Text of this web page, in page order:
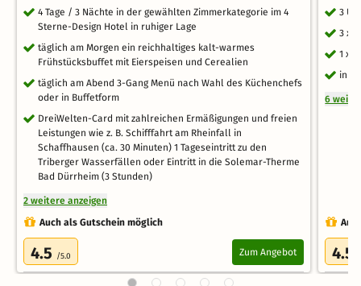
4 Tage / 3 Nächte in der gewählten Zimmerkategorie im 4
Sterne-Design Hotel in ruhiger Lage
täglich am Morgen ein reichhaltiges kalt-warmes
Frühstücksbuffet mit Eierspeisen und Cerealien
täglich am Abend 3-Gang Menü nach Wahl des Küchenchefs
oder in Buffetform
DreiWelten-Card mit zahlreichen Ermäßigungen und freien
Leistungen wie z. B. Schifffahrt am Rheinfall in
Schaffhausen (ca. 30 Minuten) 1 Tageseintritt zu den
Triberger Wasserfällen oder Eintritt in die Solemar-Therme
Bad Dürrheim (3 Stunden)
2 weitere anzeigen
Auch als Gutschein möglich
4.5 /5.0 Zum Angebot
3
3 x
1 x
inkl.
6
4.5